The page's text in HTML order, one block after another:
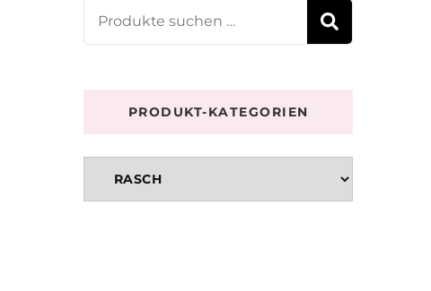
Suchen
nach:
PRODUKT-KATEGORIEN